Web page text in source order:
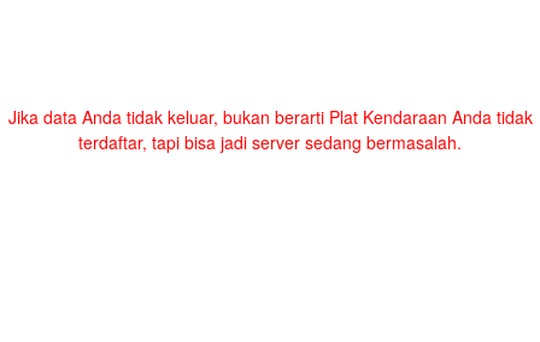
Jika data Anda tidak keluar, bukan berarti Plat Kendaraan Anda tidak
terdaftar, tapi bisa jadi server sedang bermasalah.